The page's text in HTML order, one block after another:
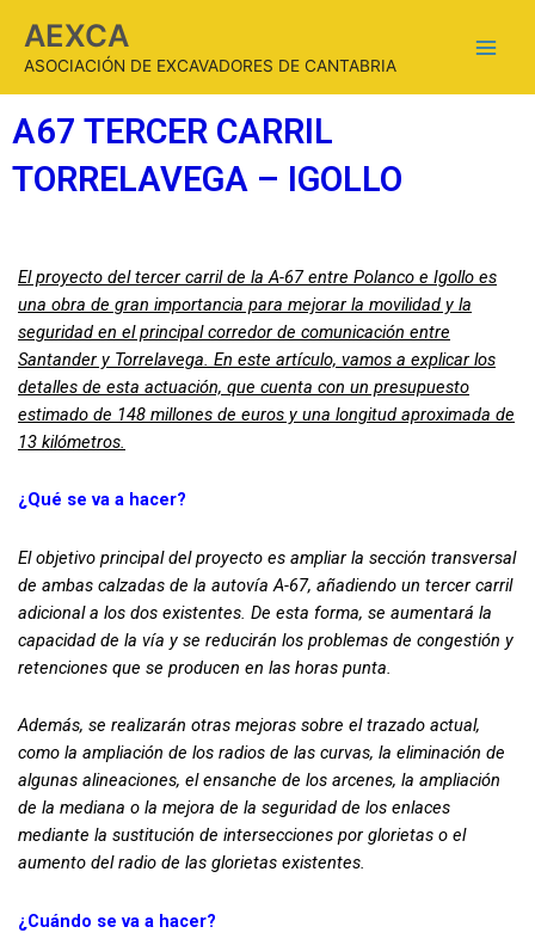
AEXCA
ASOCIACIÓN DE EXCAVADORES DE CANTABRIA
A67 TERCER CARRIL
TORRELAVEGA – IGOLLO
El proyecto del tercer carril de la A-67 entre Polanco e Igollo es
una obra de gran importancia para mejorar la movilidad y la
seguridad en el principal corredor de comunicación entre
Santander y Torrelavega. En este artículo, vamos a explicar los
detalles de esta actuación, que cuenta con un presupuesto
estimado de 148 millones de euros y una longitud aproximada de
13 kilómetros.
¿Qué se va a hacer?
El objetivo principal del proyecto es ampliar la sección transversal
de ambas calzadas de la autovía A-67, añadiendo un tercer carril
adicional a los dos existentes. De esta forma, se aumentará la
capacidad de la vía y se reducirán los problemas de congestión y
retenciones que se producen en las horas punta.
Además, se realizarán otras mejoras sobre el trazado actual,
como la ampliación de los radios de las curvas, la eliminación de
algunas alineaciones, el ensanche de los arcenes, la ampliación
de la mediana o la mejora de la seguridad de los enlaces
mediante la sustitución de intersecciones por glorietas o el
aumento del radio de las glorietas existentes.
¿Cuándo se va a hacer?